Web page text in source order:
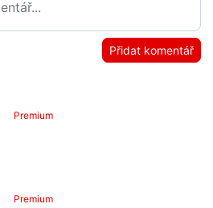
Přidat komentář
Premium
Premium